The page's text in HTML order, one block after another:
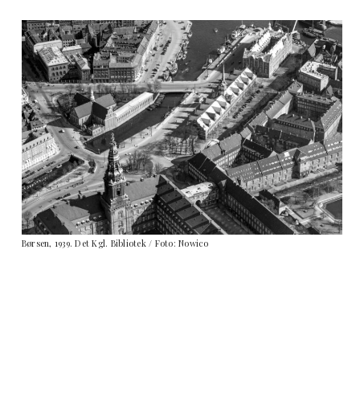
Børsen, 1939. Det Kgl. Bibliotek / Foto: Nowico